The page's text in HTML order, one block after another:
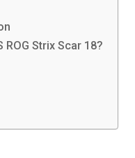
Strix Scar 18?